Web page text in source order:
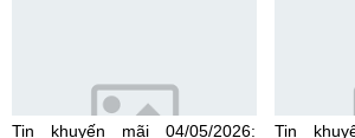
Tin khuyến mãi 04/05/2026:
Tin